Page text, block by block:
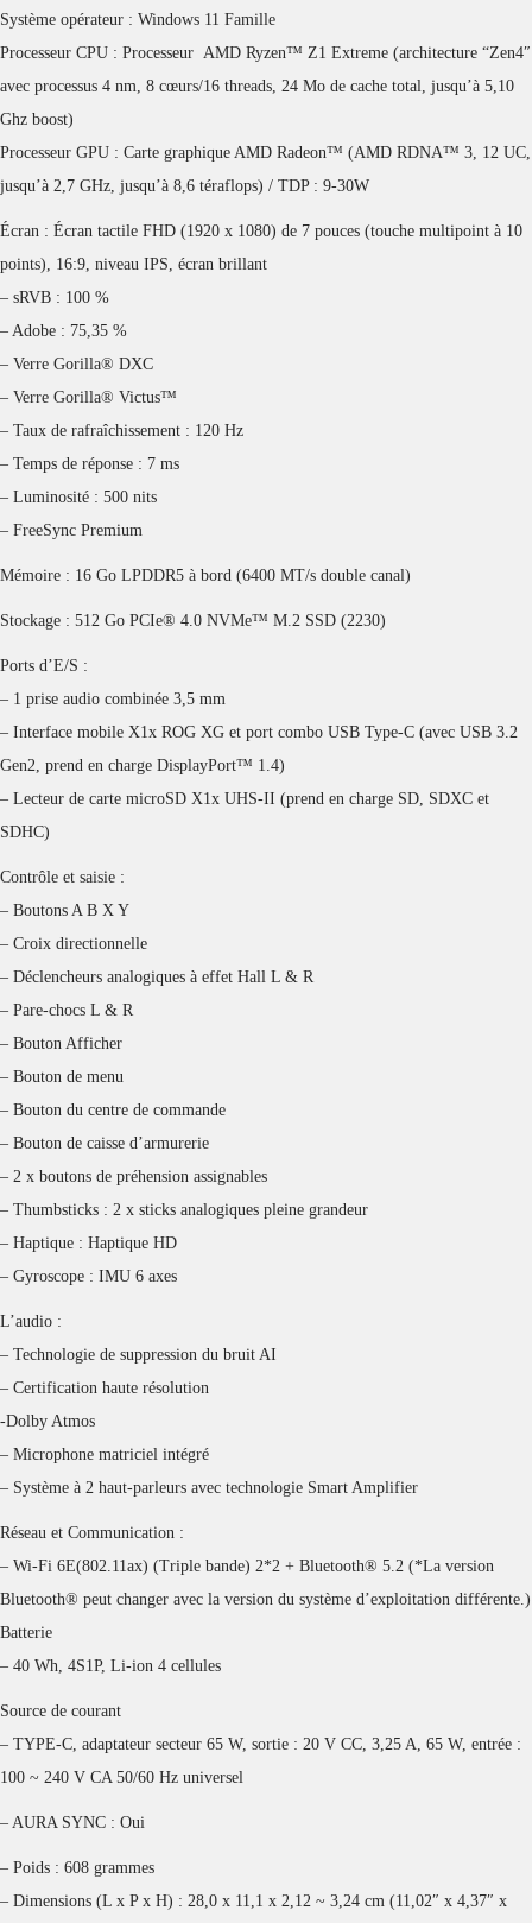
Système opérateur : Windows 11 Famille
Processeur CPU : Processeur AMD Ryzen™ Z1 Extreme (architecture “Zen4″
avec processus 4 nm, 8 cœurs/16 threads, 24 Mo de cache total, jusqu’à 5,10
Ghz boost)
Processeur GPU : Carte graphique AMD Radeon™ (AMD RDNA™ 3, 12 UC,
jusqu’à 2,7 GHz, jusqu’à 8,6 téraflops) / TDP : 9-30W
Écran : Écran tactile FHD (1920 x 1080) de 7 pouces (touche multipoint à 10
points), 16:9, niveau IPS, écran brillant
– sRVB : 100 %
– Adobe : 75,35 %
– Verre Gorilla® DXC
– Verre Gorilla® Victus™
– Taux de rafraîchissement : 120 Hz
– Temps de réponse : 7 ms
– Luminosité : 500 nits
– FreeSync Premium
Mémoire : 16 Go LPDDR5 à bord (6400 MT/s double canal)
Stockage : 512 Go PCIe® 4.0 NVMe™ M.2 SSD (2230)
Ports d’E/S :
– 1 prise audio combinée 3,5 mm
– Interface mobile X1x ROG XG et port combo USB Type-C (avec USB 3.2
Gen2, prend en charge DisplayPort™ 1.4)
– Lecteur de carte microSD X1x UHS-II (prend en charge SD, SDXC et
SDHC)
Contrôle et saisie :
– Boutons A B X Y
– Croix directionnelle
– Déclencheurs analogiques à effet Hall L & R
– Pare-chocs L & R
– Bouton Afficher
– Bouton de menu
– Bouton du centre de commande
– Bouton de caisse d’armurerie
– 2 x boutons de préhension assignables
– Thumbsticks : 2 x sticks analogiques pleine grandeur
– Haptique : Haptique HD
– Gyroscope : IMU 6 axes
L’audio :
– Technologie de suppression du bruit AI
– Certification haute résolution
-Dolby Atmos
– Microphone matriciel intégré
– Système à 2 haut-parleurs avec technologie Smart Amplifier
Réseau et Communication :
– Wi-Fi 6E(802.11ax) (Triple bande) 2*2 + Bluetooth® 5.2 (*La version
Bluetooth® peut changer avec la version du système d’exploitation différente.)
Batterie
– 40 Wh, 4S1P, Li-ion 4 cellules
Source de courant
– TYPE-C, adaptateur secteur 65 W, sortie : 20 V CC, 3,25 A, 65 W, entrée :
100 ~ 240 V CA 50/60 Hz universel
– AURA SYNC : Oui
– Poids : 608 grammes
– Dimensions (L x P x H) : 28,0 x 11,1 x 2,12 ~ 3,24 cm (11,02″ x 4,37″ x